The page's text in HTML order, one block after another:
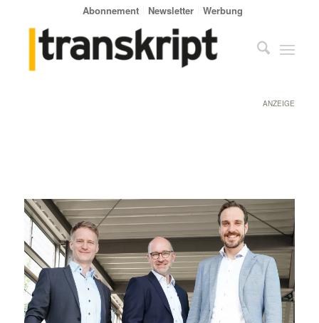
Abonnement Newsletter Werbung
ANZEIGE